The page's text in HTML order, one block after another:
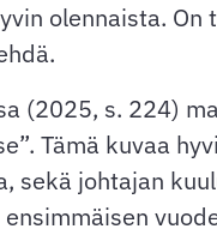
olennaista.
(2025, s. 224)
Tämä kuvaa
sekä johtajan